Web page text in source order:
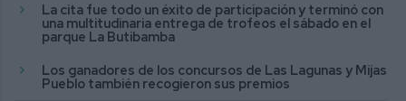
La cita fue todo un éxito de participación y terminó con
una multitudinaria entrega de trofeos el sábado en el
parque La Butibamba
Los ganadores de los concursos de Las Lagunas y Mijas
Pueblo también recogieron sus premios